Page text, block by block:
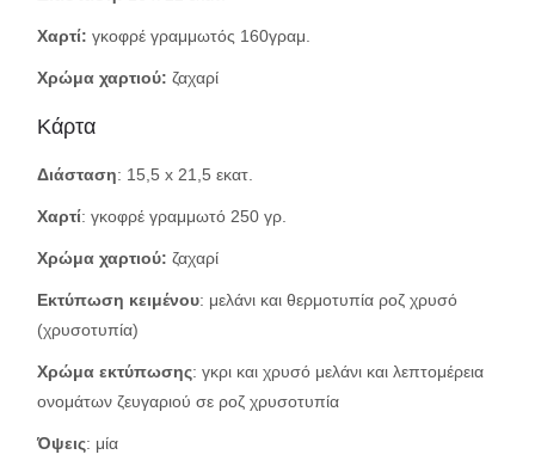
Χαρτί: γκοφρέ γραμμωτός 160γραμ.
Χρώμα χαρτιού: ζαχαρί
Κάρτα
Διάσταση: 15,5 x 21,5 εκατ.
Χαρτί: γκοφρέ γραμμωτό 250 γρ.
Χρώμα χαρτιού: ζαχαρί
Εκτύπωση κειμένου: μελάνι και θερμοτυπία ροζ χρυσό
(χρυσοτυπία)
Χρώμα εκτύπωσης: γκρι και χρυσό μελάνι και λεπτομέρεια
ονομάτων ζευγαριού σε ροζ χρυσοτυπία
Όψεις: μία